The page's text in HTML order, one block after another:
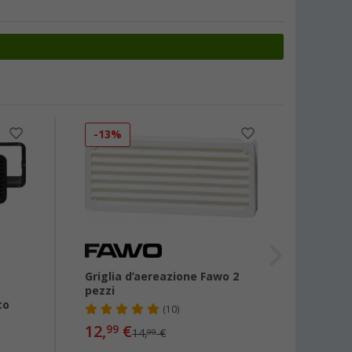
-13%
Griglia d’aereazione Fawo 2
pezzi
(10)
12,99€14,99€